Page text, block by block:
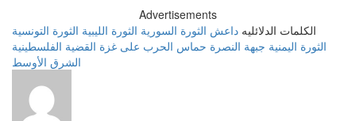
Advertisements
الكلمات الدلائليه داعش الثورة السورية الثورة الليبية الثورة التونسية
الثورة اليمنية جبهة النصرة حماس الحرب على غزة القضية الفلسطينية
الشرق الأوسط